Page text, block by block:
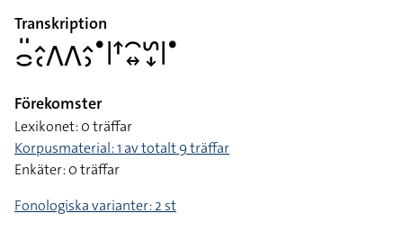
Transkription
􌤌􌤺􌤵􌥗􌤣􌤣􌤵􌤶􌤟􌥼􌦃􌥯􌦉􌥲􌦊􌥼􌤟
Förekomster
Lexikonet: 0 träffar
Korpusmaterial: 1 av totalt 9 träffar
Enkäter: 0 träffar
Fonologiska varianter: 2 st